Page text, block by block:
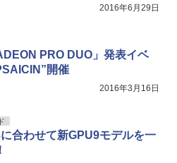
2016年6月29日
PRO DUO」発表イベ
開催
2016年3月16日
合わせて新GPU9モデルを一